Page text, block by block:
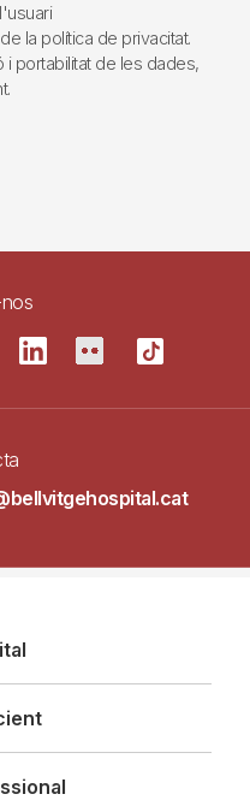
la política de privacitat.
portabilitat de les dades,